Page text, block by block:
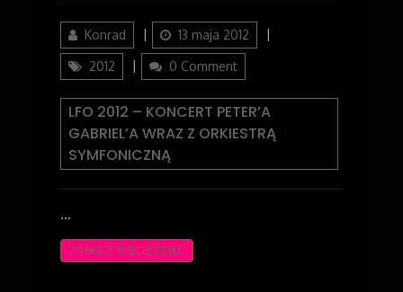
AuthorKonrad
Updated
on
13 maja 2012
2012 0 Comment
LFO 2012 – KONCERT PETER’A
GABRIEL’A WRAZ Z ORKIESTRĄ
SYMFONICZNĄ
…
ZOBACZ WIĘCEJ ZDJĘĆ